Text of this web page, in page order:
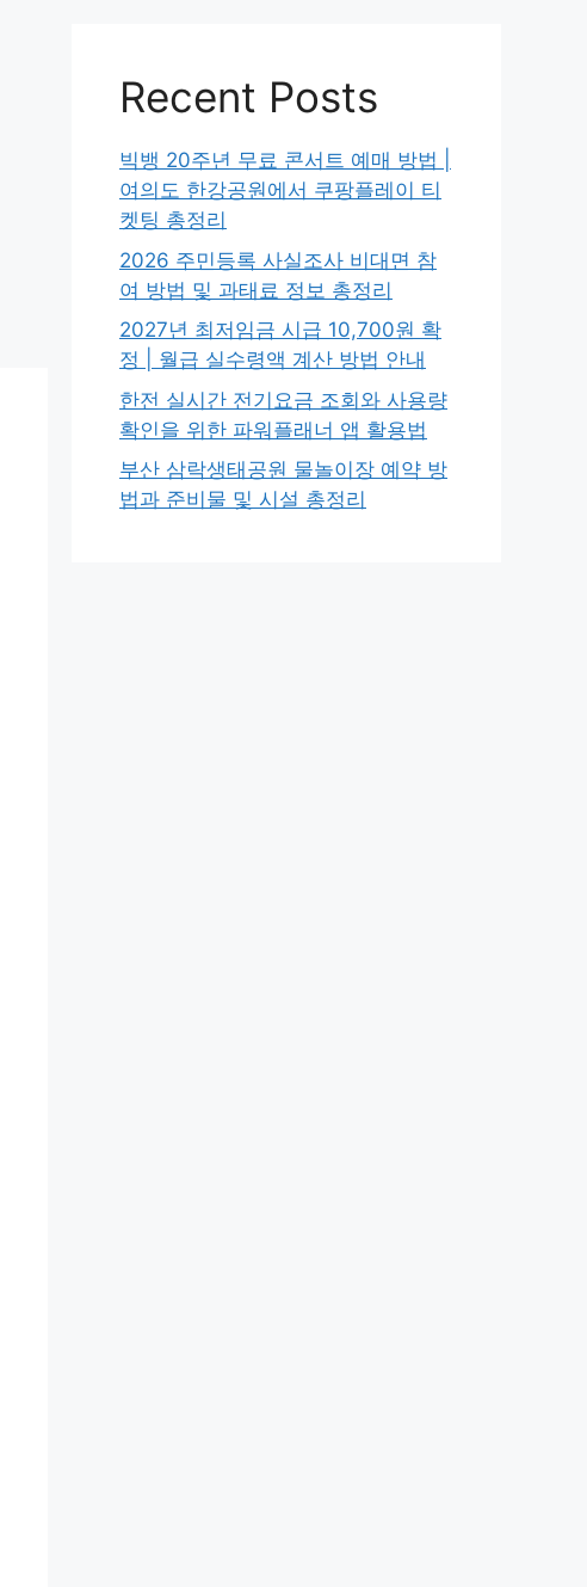
Recent Posts
빅뱅 20주년 무료 콘서트 예매 방법 |
여의도 한강공원에서 쿠팡플레이 티
켓팅 총정리
2026 주민등록 사실조사 비대면 참
여 방법 및 과태료 정보 총정리
2027년 최저임금 시급 10,700원 확
정 | 월급 실수령액 계산 방법 안내
한전 실시간 전기요금 조회와 사용량
확인을 위한 파워플래너 앱 활용법
부산 삼락생태공원 물놀이장 예약 방
법과 준비물 및 시설 총정리